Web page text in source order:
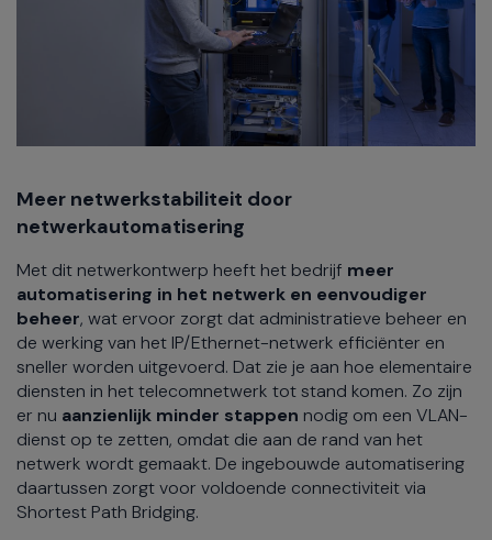
Meer netwerkstabiliteit door
netwerkautomatisering
Met dit netwerkontwerp heeft het bedrijf meer
automatisering in het netwerk en eenvoudiger
beheer, wat ervoor zorgt dat administratieve beheer en
de werking van het IP/Ethernet-netwerk efficiënter en
sneller worden uitgevoerd. Dat zie je aan hoe elementaire
diensten in het telecomnetwerk tot stand komen. Zo zijn
er nu aanzienlijk minder stappen nodig om een VLAN-
dienst op te zetten, omdat die aan de rand van het
netwerk wordt gemaakt. De ingebouwde automatisering
daartussen zorgt voor voldoende connectiviteit via
Shortest Path Bridging.